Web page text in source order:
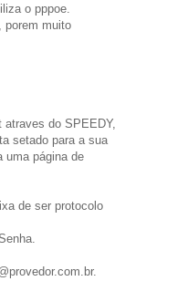
o pppoe.
porem muito
do SPEEDY,
setado para a sua
uma página de
de ser protocolo